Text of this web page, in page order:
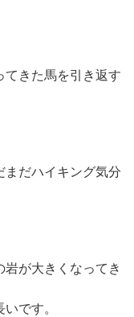
てきた馬を引き返す
まだハイキング気分
が大きくなってき
です。